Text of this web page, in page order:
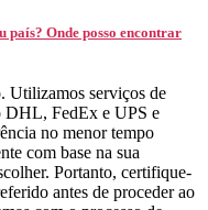
país? Onde posso encontrar
Utilizamos serviços de
DHL, FedEx e UPS e
no menor tempo
com base na sua
Portanto, certifique-
antes de proceder ao